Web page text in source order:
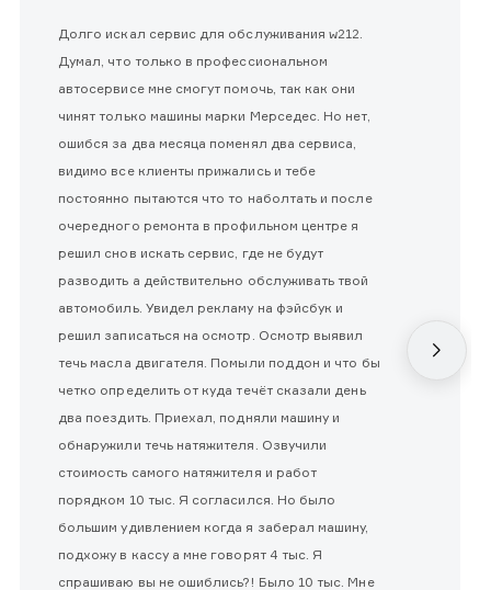
Долго искал сервис для обслуживания w212.
Думал, что только в профессиональном
автосервисе мне смогут помочь, так как они
чинят только машины марки Мерседес. Но нет,
ошибся за два месяца поменял два сервиса,
видимо все клиенты прижались и тебе
постоянно пытаются что то наболтать и после
очередного ремонта в профильном центре я
решил снов искать сервис, где не будут
разводить а действительно обслуживать твой
автомобиль. Увидел рекламу на фэйсбук и
решил записаться на осмотр. Осмотр выявил
течь масла двигателя. Помыли поддон и что бы
четко определить от куда течёт сказали день
два поездить. Приехал, подняли машину и
обнаружили течь натяжителя. Озвучили
стоимость самого натяжителя и работ
порядком 10 тыс. Я согласился. Но было
большим удивлением когда я заберал машину,
подхожу в кассу а мне говорят 4 тыс. Я
спрашиваю вы не ошиблись?! Было 10 тыс. Мне